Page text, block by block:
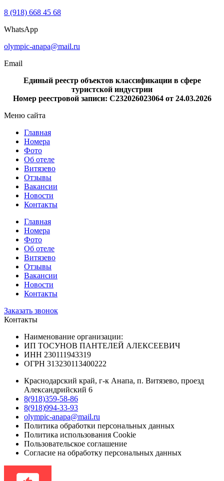
8 (918) 668 45 68
WhatsApp
olympic-anapa@mail.ru
Email
Единый реестр объектов классификации в сфере
туристской индустрии
Номер реестровой записи: С232026023064 от 24.03.2026
Меню сайта
Главная
Номера
Фото
Об отеле
Витязево
Отзывы
Вакансии
Новости
Контакты
Главная
Номера
Фото
Об отеле
Витязево
Отзывы
Вакансии
Новости
Контакты
Заказать звонок
Контакты
Наименование организации:
ИП ТОСУНОВ ПАНТЕЛЕЙ АЛЕКСЕЕВИЧ
ИНН 230111943319
ОГРН 313230113400222
Краснодарский край, г-к Анапа, п. Витязево, проезд
Александрийский 6
8(918)359-58-86
8(918)994-33-93
olympic-anapa@mail.ru
Политика обработки персональных данных
Политика использования Cookie
Пользовательское соглашение
Согласие на обработку персональных данных